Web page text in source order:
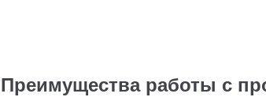
Преимущества работы с